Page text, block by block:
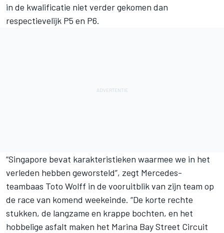
in de kwalificatie niet verder gekomen dan
respectievelijk P5 en P6.
“Singapore bevat karakteristieken waarmee we in het
verleden hebben geworsteld”, zegt Mercedes-
teambaas Toto Wolff in de vooruitblik van zijn team op
de race van komend weekeinde. “De korte rechte
stukken, de langzame en krappe bochten, en het
hobbelige asfalt maken het Marina Bay Street Circuit